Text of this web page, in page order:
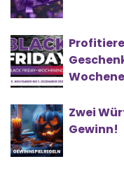
Zwei
Gewinn!